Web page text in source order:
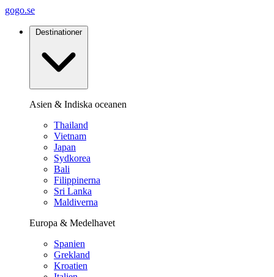
gogo.se
Destinationer
Asien & Indiska oceanen
Thailand
Vietnam
Japan
Sydkorea
Bali
Filippinerna
Sri Lanka
Maldiverna
Europa & Medelhavet
Spanien
Grekland
Kroatien